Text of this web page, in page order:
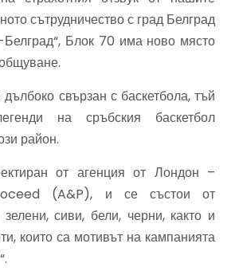
сътрудничество с град Белград
Блок 70 има ново място
свързан с баскетбола, тъй
на сръбския баскетбол
район.
от агенция от Лондон –
(A&P), и се състои от
сиви, бели, черни, както и
които са мотивът на кампанията